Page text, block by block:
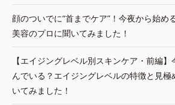
顔のついでに“首までケア”！今夜から始め
美容のプロに聞いてみました！
【エイジングレベル別スキンケア・前編
んでいる？エイジングレベルの特徴と見
いてみました！